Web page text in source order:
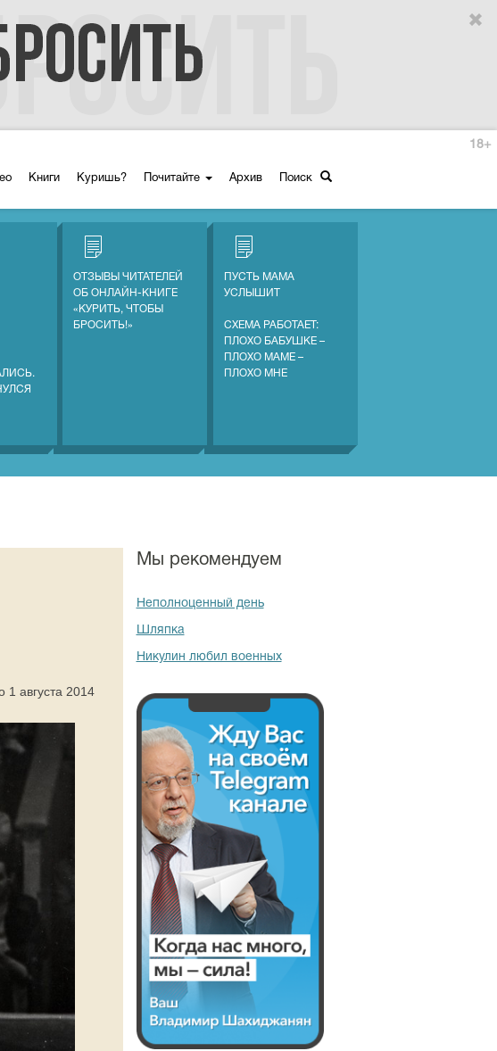
Книги Куришь? Почитайте Архив Поиск
18+
ОТЗЫВЫ ЧИТАТЕЛЕЙ
ОБ ОНЛАЙН-КНИГЕ
«КУРИТЬ, ЧТОБЫ
БРОСИТЬ!»
ПУСТЬ МАМА
УСЛЫШИТ
СХЕМА РАБОТАЕТ:
ПЛОХО БАБУШКЕ –
ПЛОХО МАМЕ –
ПЛОХО МНЕ
1 августа 2014
Мы рекомендуем
Неполноценный день
Шляпка
Никулин любил военных